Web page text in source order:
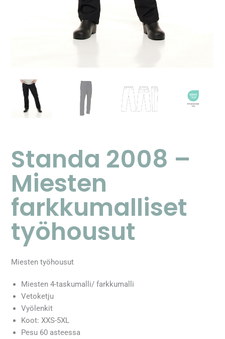
Standa 2008 –
Miesten
farkkumalliset
työhousut
Miesten työhousut
Miesten 4-taskumalli/ farkkumalli
Vetoketju
Vyölenkit
Koot: XXS-5XL
Pesu 60 asteessa